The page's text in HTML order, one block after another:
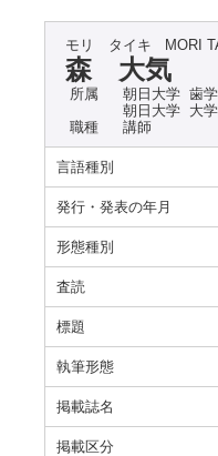
モリ タイキ MORI
森 大気
所属
朝日大学 歯
朝日大学 大
職種
講師
言語種別
発行・発表の年月
形態種別
査読
標題
執筆形態
掲載誌名
掲載区分